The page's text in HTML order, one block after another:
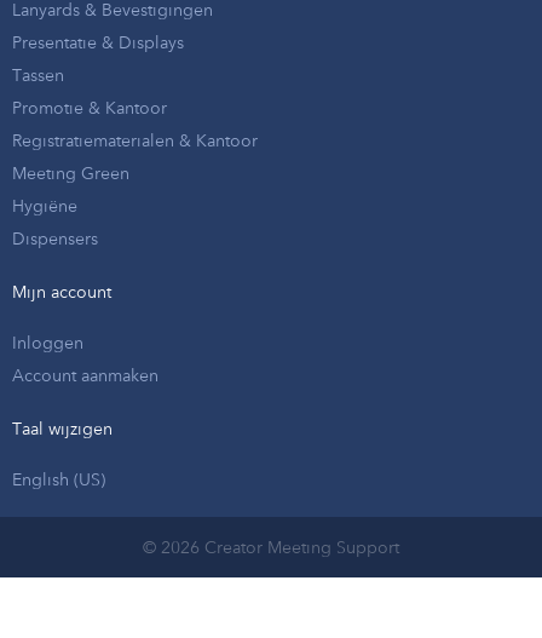
Lanyards & Bevestigingen
Presentatie & Displays
Tassen
Promotie & Kantoor
Registratiematerialen & Kantoor
Meeting Green
Hygiëne
Dispensers
Mijn account
Inloggen
Account aanmaken
Taal wijzigen
English (US)
© 2026 Creator Meeting Support